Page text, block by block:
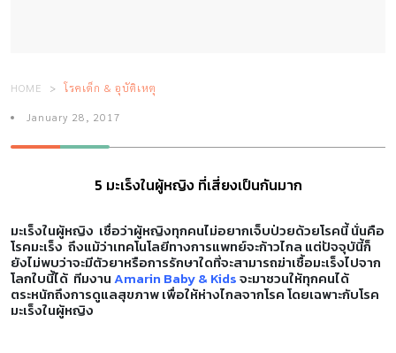
HOME โรคเด็ก & อุบัติเหตุ
January 28, 2017
5 มะเร็งในผู้หญิง ที่เสี่ยงเป็นกันมาก
มะเร็งในผู้หญิง เชื่อว่าผู้หญิงทุกคนไม่อยากเจ็บป่วยด้วยโรคนี้ นั่นคือ
โรคมะเร็ง ถึงแม้ว่าเทคโนโลยีทางการแพทย์จะก้าวไกล แต่ปัจจุบันี้ก็
ยังไม่พบว่าจะมีตัวยาหรือการรักษาใดที่จะสามารถฆ่าเชื้อมะเร็งไปจาก
โลกใบนี้ได้ ทีมงานAmarin Baby & Kidsจะมาชวนให้ทุกคนได้
ตระหนักถึงการดูแลสุขภาพ เพื่อให้ห่างไกลจากโรค โดยเฉพาะกับโรค
มะเร็งในผู้หญิง